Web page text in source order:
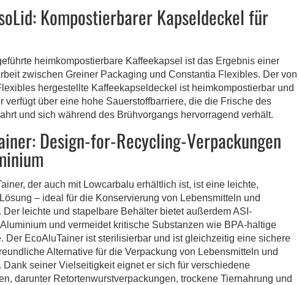
Kompostierbarer Kapseldeckel für
heimkompostierbare Kaffeekapsel ist das Ergebnis einer
zwischen Greiner Packaging und Constantia Flexibles. Der von
hergestellte Kaffeekapseldeckel ist heimkompostierbar und
verfügt über eine hohe Sauerstoffbarriere, die die Frische des
und sich während des Brühvorgangs hervorragend verhält.
Design-for-Recycling-Verpackungen
der auch mit Lowcarbalu erhältlich ist, ist eine leichte,
– ideal für die Konservierung von Lebensmitteln und
Der leichte und stapelbare Behälter bietet außerdem ASI-
und vermeidet kritische Substanzen wie BPA-haltige
Der EcoAluTainer ist sterilisierbar und ist gleichzeitig eine sichere
Alternative für die Verpackung von Lebensmitteln und
Dank seiner Vielseitigkeit eignet er sich für verschiedene
darunter Retortenwurstverpackungen, trockene Tiernahrung und